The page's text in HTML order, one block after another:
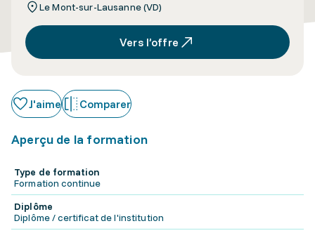
Le Mont-sur-Lausanne (VD)
Vers l’offre
J'aime Comparer
Aperçu de la formation
Type de formation
Formation continue
Diplôme
Diplôme / certificat de l'institution